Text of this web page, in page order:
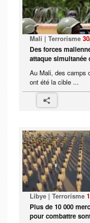
Mali | Terrorisme
Des forces
attaque simultanée
Au Mali, des camps
ont été la cible ...
Libye | Terrorisme
Plus de 10 000
pour combattre